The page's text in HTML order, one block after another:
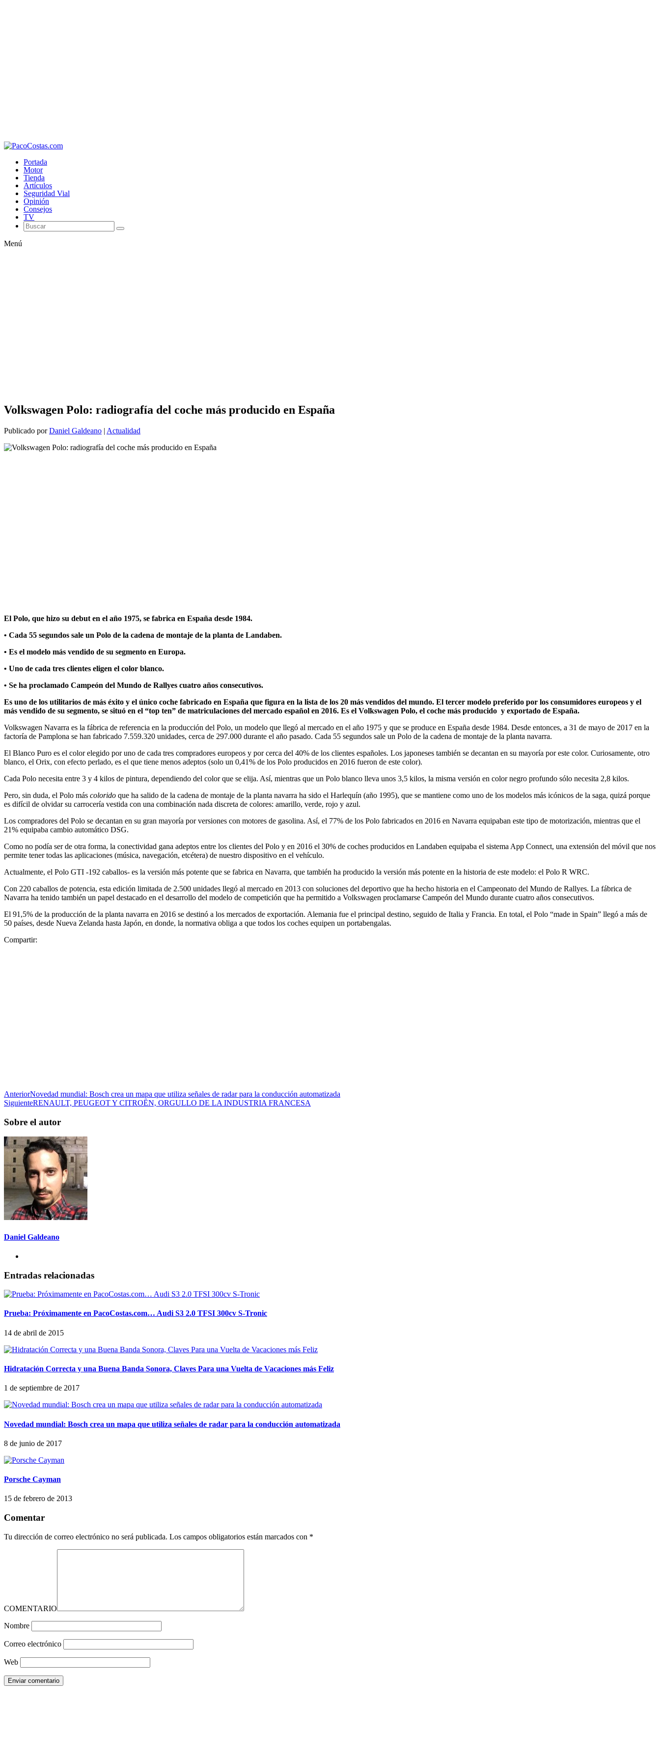
Portada
Motor
Tienda
Artículos
Seguridad Vial
Opinión
Consejos
TV
Menú
Volkswagen Polo: radiografía del coche más producido en España
Publicado porDaniel Galdeano | Actualidad
El Polo, que hizo su debut en el año 1975, se fabrica en España desde 1984.
• Cada 55 segundos sale un Polo de la cadena de montaje de la planta de Landaben.
• Es el modelo más vendido de su segmento en Europa.
• Uno de cada tres clientes eligen el color blanco.
• Se ha proclamado Campeón del Mundo de Rallyes cuatro años consecutivos.
Es uno de los utilitarios de más éxito y el único coche fabricado en España que figura en la lista de los 20 más vendidos del mundo. El tercer modelo preferido por los consumidores europeos y el
más vendido de su segmento, se situó en el “top ten” de matriculaciones del mercado español en 2016. Es el Volkswagen Polo, el coche más producido y exportado de España.
Volkswagen Navarra es la fábrica de referencia en la producción del Polo, un modelo que llegó al mercado en el año 1975 y que se produce en España desde 1984. Desde entonces, a 31 de mayo de 2017 en la
factoría de Pamplona se han fabricado 7.559.320 unidades, cerca de 297.000 durante el año pasado. Cada 55 segundos sale un Polo de la cadena de montaje de la planta navarra.
El Blanco Puro es el color elegido por uno de cada tres compradores europeos y por cerca del 40% de los clientes españoles. Los japoneses también se decantan en su mayoría por este color. Curiosamente, otro
blanco, el Orix, con efecto perlado, es el que tiene menos adeptos (solo un 0,41% de los Polo producidos en 2016 fueron de este color).
Cada Polo necesita entre 3 y 4 kilos de pintura, dependiendo del color que se elija. Así, mientras que un Polo blanco lleva unos 3,5 kilos, la misma versión en color negro profundo sólo necesita 2,8 kilos.
Pero, sin duda, el Polo más colorido que ha salido de la cadena de montaje de la planta navarra ha sido el Harlequín (año 1995), que se mantiene como uno de los modelos más icónicos de la saga, quizá porque
es difícil de olvidar su carrocería vestida con una combinación nada discreta de colores: amarillo, verde, rojo y azul.
Los compradores del Polo se decantan en su gran mayoría por versiones con motores de gasolina. Así, el 77% de los Polo fabricados en 2016 en Navarra equipaban este tipo de motorización, mientras que el
21% equipaba cambio automático DSG.
Como no podía ser de otra forma, la conectividad gana adeptos entre los clientes del Polo y en 2016 el 30% de coches producidos en Landaben equipaba el sistema App Connect, una extensión del móvil que nos
permite tener todas las aplicaciones (música, navegación, etcétera) de nuestro dispositivo en el vehículo.
Actualmente, el Polo GTI -192 caballos- es la versión más potente que se fabrica en Navarra, que también ha producido la versión más potente en la historia de este modelo: el Polo R WRC.
Con 220 caballos de potencia, esta edición limitada de 2.500 unidades llegó al mercado en 2013 con soluciones del deportivo que ha hecho historia en el Campeonato del Mundo de Rallyes. La fábrica de
Navarra ha tenido también un papel destacado en el desarrollo del modelo de competición que ha permitido a Volkswagen proclamarse Campeón del Mundo durante cuatro años consecutivos.
El 91,5% de la producción de la planta navarra en 2016 se destinó a los mercados de exportación. Alemania fue el principal destino, seguido de Italia y Francia. En total, el Polo “made in Spain” llegó a más de
50 países, desde Nueva Zelanda hasta Japón, en donde, la normativa obliga a que todos los coches equipen un portabengalas.
Compartir:
AnteriorNovedad mundial: Bosch crea un mapa que utiliza señales de radar para la conducción automatizada
SiguienteRENAULT, PEUGEOT Y CITROËN, ORGULLO DE LA INDUSTRIA FRANCESA
Sobre el autor
Daniel Galdeano
Entradas relacionadas
Prueba: Próximamente en PacoCostas.com… Audi S3 2.0 TFSI 300cv S-Tronic
14 de abril de 2015
Hidratación Correcta y una Buena Banda Sonora, Claves Para una Vuelta de Vacaciones más Feliz
1 de septiembre de 2017
Novedad mundial: Bosch crea un mapa que utiliza señales de radar para la conducción automatizada
8 de junio de 2017
Porsche Cayman
15 de febrero de 2013
Comentar
Tu dirección de correo electrónico no será publicada. Los campos obligatorios están marcados con *
COMENTARIO
Nombre
Correo electrónico
Web